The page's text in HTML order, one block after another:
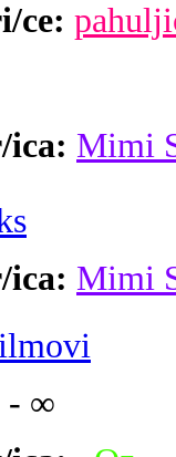
ce:
ica: Mimi
ica: Mimi
- ∞